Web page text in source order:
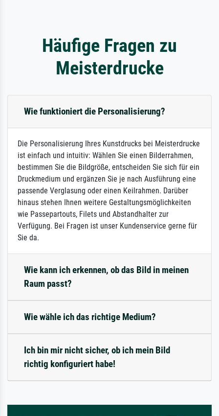
Häufige Fragen zu
Meisterdrucke
Wie funktioniert die Personalisierung?
Die Personalisierung Ihres Kunstdrucks bei Meisterdrucke
ist einfach und intuitiv: Wählen Sie einen Bilderrahmen,
bestimmen Sie die Bildgröße, entscheiden Sie sich für ein
Druckmedium und ergänzen Sie je nach Ausführung eine
passende Verglasung oder einen Keilrahmen. Darüber
hinaus stehen Ihnen weitere Gestaltungsmöglichkeiten
wie Passepartouts, Filets und Abstandhalter zur
Verfügung. Bei Fragen ist unser Kundenservice gerne für
Sie da.
Wie kann ich erkennen, ob das Bild in meinen
Raum passt?
Wie wähle ich das richtige Medium?
Ich bin mir nicht sicher, ob ich mein Bild
richtig konfiguriert habe!